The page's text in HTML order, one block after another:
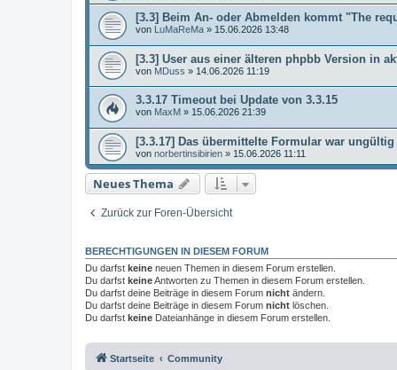
[3.3] Beim An- oder Abmelden kommt "The
von LuMaReMa » 15.06.2026 13:48
[3.3] User aus einer älteren phpbb Version in
von MDuss » 14.06.2026 11:19
3.3.17 Timeout bei Update von 3.3.15
von MaxM » 15.06.2026 21:39
[3.3.17] Das übermittelte Formular war ungültig
von norbertinsibirien » 15.06.2026 11:11
Neues Thema
Zurück zur Foren-Übersicht
BERECHTIGUNGEN IN DIESEM FORUM
Du darfst keine neuen Themen in diesem Forum erstellen.
Du darfst keineAntworten zu Themen in diesem Forum erstellen.
Du darfst deine Beiträge in diesem Forum nicht ändern.
Du darfst deine Beiträge in diesem Forum nicht löschen.
Du darfst keine Dateianhänge in diesem Forum erstellen.
Startseite Community